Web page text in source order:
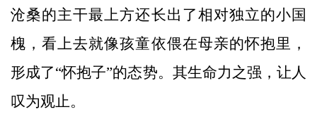
沧桑的主干最上方还长出了相对独立的小国
槐，看上去就像孩童依偎在母亲的怀抱里，
形成了“怀抱子”的态势。其生命力之强，让人
叹为观止。